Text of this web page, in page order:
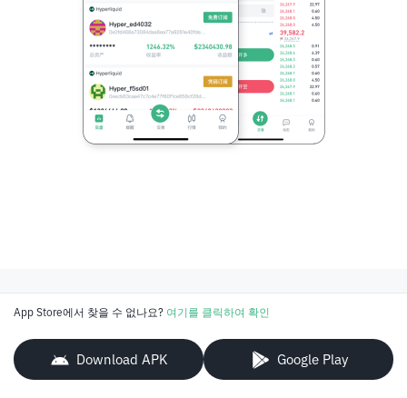
App Store에서 찾을 수 없나요? 여기를 클릭하여 확인
Download APK Google Play